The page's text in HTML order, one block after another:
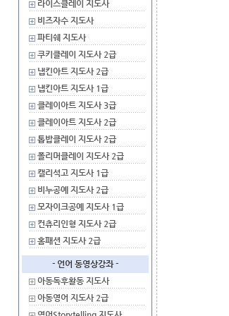
라이스클레이 지도사
비즈자수 지도사
파티쉐 지도사
쿠키클레이 지도사 2급
냅킨아트 지도사 2급
냅킨아트 지도사 1급
클레이아트 지도사 3급
클레이아트 지도사 2급
톱밥클레이 지도사 2급
폴리머클레이 지도사 2급
캘리석고 지도사 1급
비누공예 지도사 2급
모자이크공예 지도사 1급
컨츄리인형 지도사 2급
홈패션 지도사 2급
- 언어 동영상강좌 -
아동독후활동 지도사
아동영어 지도사 2급